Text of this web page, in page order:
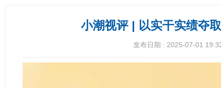
小潮视评 | 以实干实绩夺
发布日期 : 2025-07-01